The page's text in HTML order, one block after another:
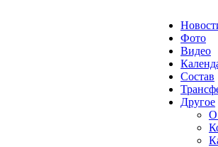
Фото
Видео
Состав
Другое
О